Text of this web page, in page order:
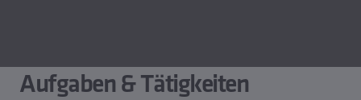
Aufgaben & Tätigkeiten